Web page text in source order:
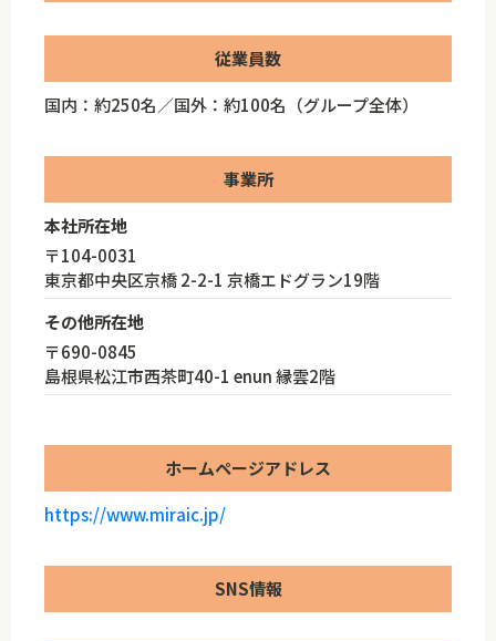
従業員数
国内：約250名／国外：約100名（グループ全体）
事業所
本社所在地
〒104-0031
東京都中央区京橋 2-2-1 京橋エドグラン19階
その他所在地
〒690-0845
島根県松江市西茶町40-1 enun 縁雲2階
ホームページアドレス
https://www.miraic.jp/
SNS情報